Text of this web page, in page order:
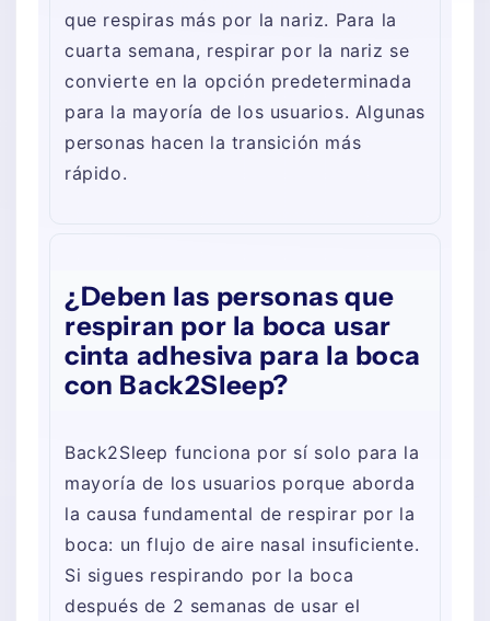
que respiras más por la nariz. Para la
cuarta semana, respirar por la nariz se
convierte en la opción predeterminada
para la mayoría de los usuarios. Algunas
personas hacen la transición más
rápido.
¿Deben las personas que
respiran por la boca usar
cinta adhesiva para la boca
con Back2Sleep?
Back2Sleep funciona por sí solo para la
mayoría de los usuarios porque aborda
la causa fundamental de respirar por la
boca: un flujo de aire nasal insuficiente.
Si sigues respirando por la boca
después de 2 semanas de usar el